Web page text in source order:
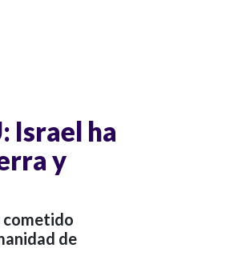
Israel ha
y
cometido
de